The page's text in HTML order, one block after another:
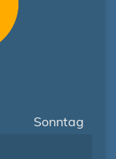
Sonntag